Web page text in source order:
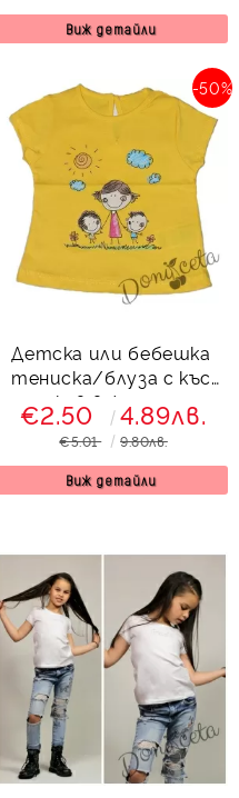
Виж детайли
Детска или бебешка
тениска/блуза с къс
ръкав в жълто с
момиченце
-50%
€2.50 4.89лв.
€5.01 9.80лв.
Виж детайли